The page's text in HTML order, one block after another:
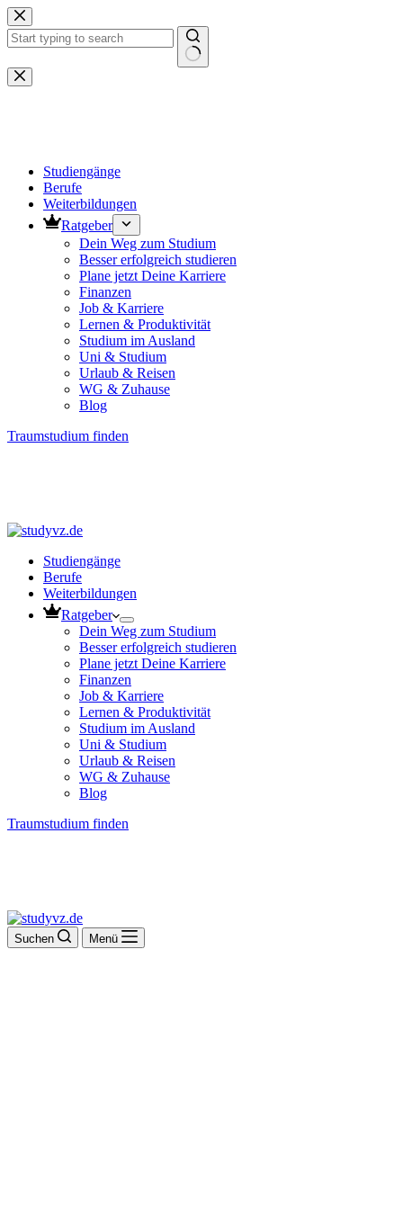
Zum
Inhalt
springen
Keine
Ergebnisse
Studiengänge
Berufe
Weiterbildungen
Ratgeber
Dein Weg zum Studium
Besser erfolgreich studieren
Plane jetzt Deine Karriere
Finanzen
Job & Karriere
Lernen & Produktivität
Studium im Ausland
Uni & Studium
Urlaub & Reisen
WG & Zuhause
Blog
Traumstudium finden
Studiengänge
Berufe
Weiterbildungen
Ratgeber
Dein Weg zum Studium
Besser erfolgreich studieren
Plane jetzt Deine Karriere
Finanzen
Job & Karriere
Lernen & Produktivität
Studium im Ausland
Uni & Studium
Urlaub & Reisen
WG & Zuhause
Blog
Traumstudium finden
Suchen Menü